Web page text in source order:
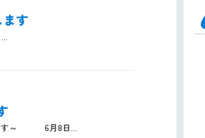
す
ます～ 6月8日...